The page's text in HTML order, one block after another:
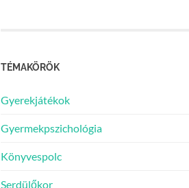
TÉMAKÖRÖK
Gyerekjátékok
Gyermekpszichológia
Könyvespolc
Serdülőkor